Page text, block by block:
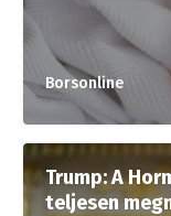
Borsonline
Trump: A
teljesen